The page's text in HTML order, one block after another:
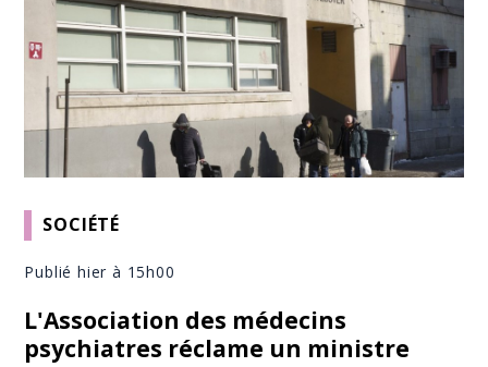
SOCIÉTÉ
Publié hier à 15h00
L'Association des médecins
psychiatres réclame un ministre